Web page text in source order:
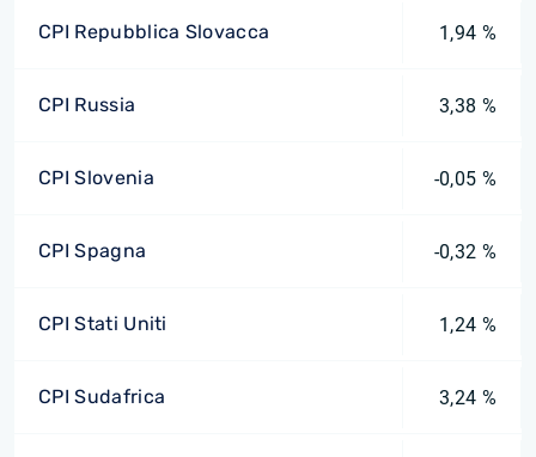
CPI Repubblica Slovacca 1,94 %
CPI Russia 3,38 %
CPI Slovenia -0,05 %
CPI Spagna -0,32 %
CPI Stati Uniti 1,24 %
CPI Sudafrica 3,24 %